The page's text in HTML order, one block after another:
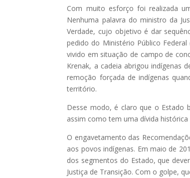
Com muito esforço foi realizada
Nenhuma palavra do ministro da
Verdade, cujo objetivo é dar
pedido do Ministério Público
vivido em situação de campo de
Krenak, a cadeia abrigou indígenas
remoção forçada de indígenas
território.
Desse modo, é claro que o Estado
assim como tem uma dívida
O engavetamento das
aos povos indígenas. Em maio de
dos segmentos do Estado, que
Justiça de Transição. Com o golpe,